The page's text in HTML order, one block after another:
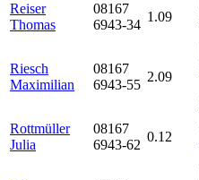
Reiser
Thomas
08167
6943-34
1.09
Riesch
Maximilian
08167
6943-55
2.09
Rottmüller
Julia
08167
6943-62
0.12